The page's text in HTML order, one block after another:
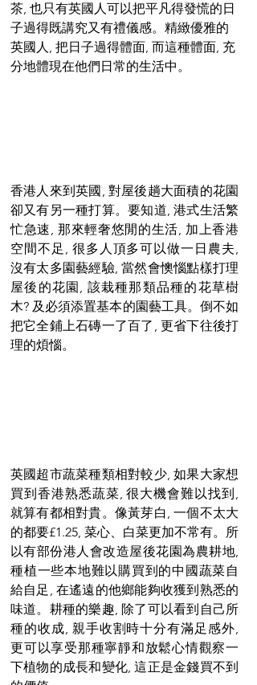
茶, 也只有英國人可以把平凡得發慌的日
子過得既講究又有禮儀感。精緻優雅的
英國人, 把日子過得體面, 而這種體面, 充
分地體現在他們日常的生活中。
香港人來到英國, 對屋後趟大面積的花園
卻又有另一種打算。要知道, 港式生活繁
忙急速, 那來輕奢悠閒的生活, 加上香港
空間不足, 很多人頂多可以做一日農夫,
沒有太多園藝經驗, 當然會懊惱點樣打理
屋後的花園, 該栽種那類品種的花草樹
木? 及必須添置基本的園藝工具。倒不如
把它全鋪上石磚一了百了, 更省下往後打
理的煩惱。
英國超市蔬菜種類相對較少, 如果大家想
買到香港熟悉蔬菜, 很大機會難以找到,
就算有都相對貴。像黃芽白, 一個不太大
的都要£1.25, 菜心、白菜更加不常有。所
以有部份港人會改造屋後花園為農耕地,
種植一些本地難以購買到的中國蔬菜自
給自足, 在遙遠的他鄉能夠收獲到熟悉的
味道。耕種的樂趣, 除了可以看到自己所
種的收成, 親手收割時十分有滿足感外,
更可以享受那種寧靜和放鬆心情觀察一
下植物的成長和變化, 這正是金錢買不到